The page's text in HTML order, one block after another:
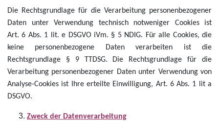
Die Rechtsgrundlage für die Verarbeitung personenbezogener
Daten unter Verwendung technisch notweniger Cookies ist
Art. 6 Abs. 1 lit. e DSGVO iVm. § 5 NDIG. Für alle Cookies, die
keine personenbezogene Daten verarbeiten ist die
Rechtsgrundlage § 9 TTDSG. Die Rechtsgrundlage für die
Verarbeitung personenbezogener Daten unter Verwendung von
Analyse-Cookies ist Ihre erteilte Einwilligung, Art. 6 Abs. 1 lit a
DSGVO.
Zweck der Datenverarbeitung